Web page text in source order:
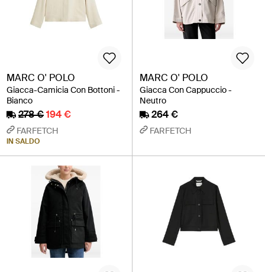
MARC O' POLO
Giacca-Camicia Con Bottoni -
Bianco
278 €194 €
FARFETCH
IN SALDO
MARC O' POLO
Giacca Con Cappuccio -
Neutro
264 €
FARFETCH